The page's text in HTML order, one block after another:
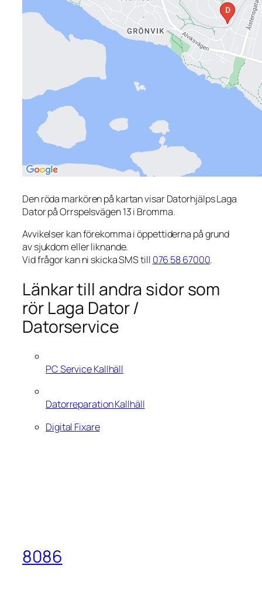
Den röda markören på kartan visar Datorhjälps Laga
Dator på Orrspelsvägen 13 i Bromma.
Avvikelser kan förekomma i öppettiderna på grund
av sjukdom eller liknande.
Vid frågor kan ni skicka SMS till 076 58 67000.
Länkar till andra sidor som
rör Laga Dator /
Datorservice
PC Service Kallhäll
Datorreparation Kallhäll
Digital Fixare
8086